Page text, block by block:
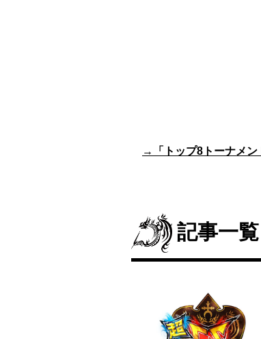
→ 「トップ8トーナメン
記事一覧